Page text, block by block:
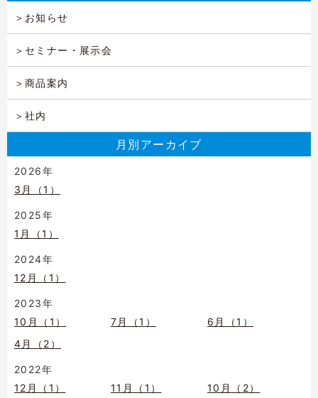
お知らせ
セミナー・展示会
商品案内
社内
月別アーカイブ
2026年
3月（1）
2025年
1月（1）
2024年
12月（1）
2023年
10月（1）
7月（1）
6月（1）
4月（2）
2022年
12月（1）
11月（1）
10月（2）